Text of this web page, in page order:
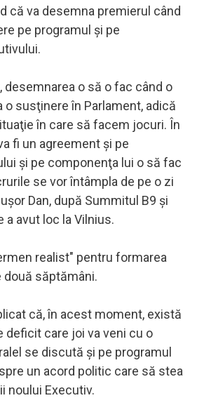
că va desemna premierul când
pe programul şi pe
desemnarea o să o fac când o
o susţinere în Parlament, adică
în care să facem jocuri. În
fi un agreement şi pe
şi pe componenţa lui o să fac
se vor întâmpla de pe o zi
Dan, după Summitul B9 şi
a avut loc la Vilnius.
realist" pentru formarea
două săptămâni.
că, în acest moment, există
deficit care joi va veni cu o
se discută şi pe programul
un acord politic care să stea
noului Executiv.